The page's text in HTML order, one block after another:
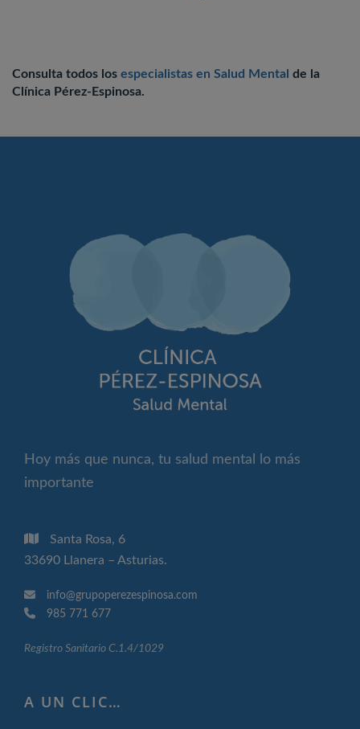
Consulta todos los especialistas en Salud Mental de la
Clínica Pérez-Espinosa.
Hoy más que nunca, tu salud mental lo más
importante
Santa Rosa, 6
33690 Llanera – Asturias.
info@grupoperezespinosa.com
985 771 677
Registro Sanitario C.1.4/1029
A UN CLIC…